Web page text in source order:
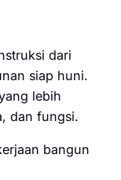
dari
siap huni.
lebih
dan fungsi.
bangun